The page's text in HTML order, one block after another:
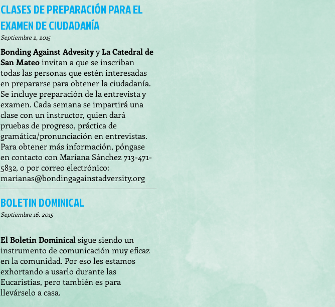
CLASES DE PREPARACIÓN PARA EL
EXAMEN DE CIUDADANÍA
Septiembre 2, 2015
Bonding Against AdvesityyLa Catedral de
San Mateoinvitan a que se inscriban
todas las personas que estén interesadas
en prepararse para obtener la ciudadanía.
Se incluye preparación de la entrevista y
examen. Cada semana se impartirá una
clase con un instructor, quien dará
pruebas de progreso, práctica de
gramática/pronunciación en entrevistas.
Para obtener más información, póngase
en contacto con Mariana Sánchez 713-471-
5832, o por correo electrónico:
marianas@bondin​gagainstadversi​ty.org
BOLETIN DOMINICAL
Septiembre 16, 2015
El Boletín Dominicalsigue siendo un
instrumento de comunicación muy eficaz
en la comunidad. Por eso les estamos
exhortando a usarlo durante las
Eucaristías, pero también es para
llevárselo a casa.